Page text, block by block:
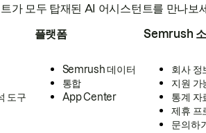
가 모두 탑재된 AI 어시스턴트를 만나보
도구
플랫폼
Semrush 데이터
통합
App Center
Semrush
회사 정
지원 가
통계 자
제휴 프
문의하